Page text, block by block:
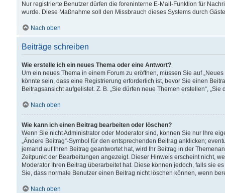
Nur registrierte Benutzer dürfen die foreninterne E-Mail-Funktion für
wurde. Diese Maßnahme soll den Missbrauch dieses Systems durch
Nach oben
Beiträge schreiben
Wie erstelle ich ein neues Thema oder eine Antwort?
Um ein neues Thema in einem Forum zu eröffnen, müssen Sie auf
könnte sein, dass eine Registrierung erforderlich ist, bevor Sie einen
Beitragsansicht aufgelistet. Z. B. „Sie dürfen neue Themen erstellen“,
Nach oben
Wie kann ich einen Beitrag bearbeiten oder löschen?
Wenn Sie nicht Administrator oder Moderator sind, können Sie nur Ihre
„Ändere Beitrag“-Symbol für den entsprechenden Beitrag anklicken;
jemand auf Ihren Beitrag geantwortet hat, wird Ihr Beitrag in der
Zeitpunkt der Bearbeitungen angezeigt. Dieser Hinweis erscheint nicht,
Moderator Ihren Beitrag überarbeitet hat. Diese können jedoch, falls sie
Sie, dass normale Benutzer einen Beitrag nicht löschen können, wenn
Nach oben